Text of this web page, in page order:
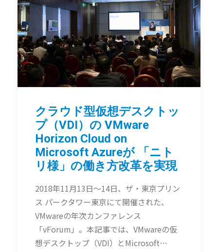
クラウド型仮想デスクトッ
プ（VDI）の VMware
Horizon Cloud on
Microsoft Azureが 「ニト
リ様」の働き方改革を実現
2018年11月13日〜14日、ザ・東京プリン
ス パークタワー東京にて開催された、
VMwareの年次カンファレンス
「vForum」。本記事では、VMwareの仮
想デスクトップ（VDI）とMicrosoft…